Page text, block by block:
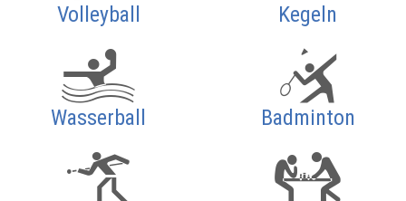
Volleyball Kegeln
Wasserball Badminton